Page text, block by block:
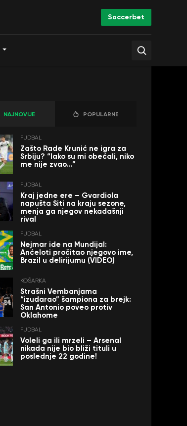
Soccerbet
NAJNOVIJE POPULARNE
FUDBAL
Zašto Rade Krunić ne igra za
Srbiju? “Iako su mi obećali, niko
me nije zvao…”
FUDBAL
Kraj jedne ere – Gvardiola
napušta Siti na kraju sezone,
menja ga njegov nekadašnji
rival
FUDBAL
Nejmar ide na Mundijal:
Anćeloti pročitao njegovo ime,
Brazil u delirijumu (VIDEO)
KOŠARKA
Strašni Vembanjama
“izudarao” šampiona za brejk:
San Antonio poveo protiv
Oklahome
FUDBAL
Voleli ga ili mrzeli – Arsenal
nikada nije bio bliži tituli u
poslednje 22 godine!